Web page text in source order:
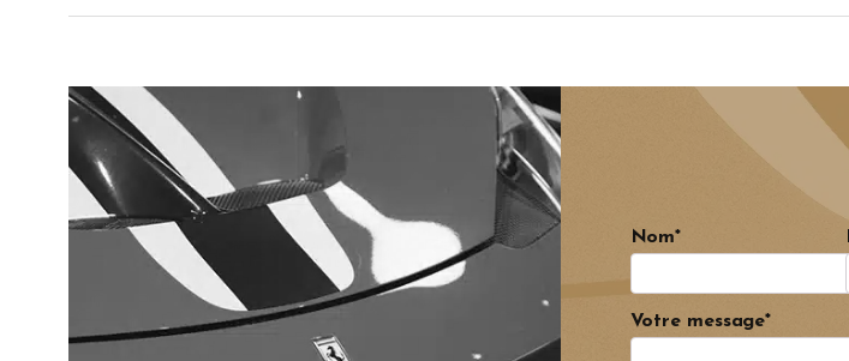
Nom*
Votre message*